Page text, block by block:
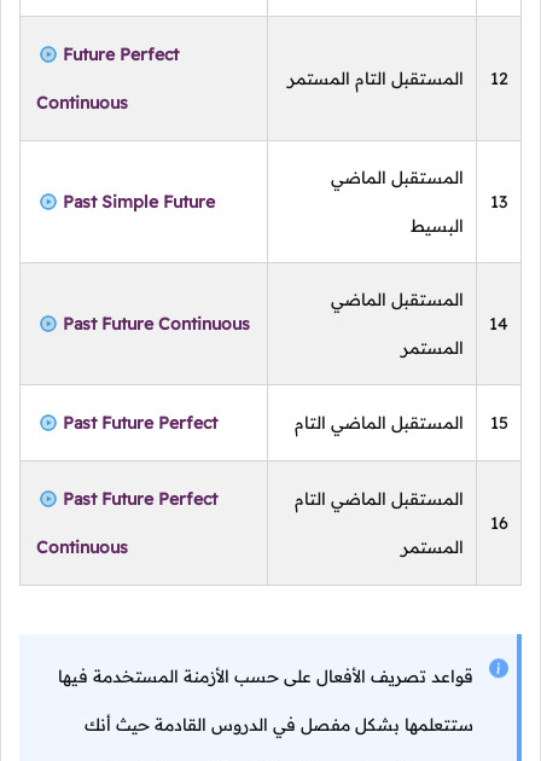
12 المستقبل التام المستمر
Future Perfect
Continuous
13
المستقبل الماضي
البسيط
Past Simple Future
14
المستقبل الماضي
المستمر
Past Future Continuous
15 المستقبل الماضي التام Past Future Perfect
16
المستقبل الماضي التام
المستمر
Past Future Perfect
Continuous
قواعد تصريف الأفعال على حسب الأزمنة المستخدمة فيها
ستتعلمها بشكل مفصل في الدروس القادمة حيث أنك